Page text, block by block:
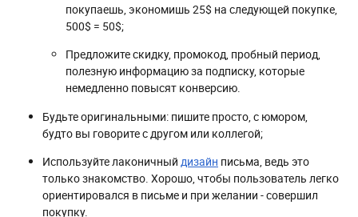
покупаешь, экономишь 25$ на следующей покупке,
500$ = 50$;
Предложите скидку, промокод, пробный период,
полезную информацию за подписку, которые
немедленно повысят конверсию.
Будьте оригинальными: пишите просто, с юмором,
будто вы говорите с другом или коллегой;
Используйте лаконичный дизайн письма, ведь это
только знакомство. Хорошо, чтобы пользователь легко
ориентировался в письме и при желании - совершил
покупку.